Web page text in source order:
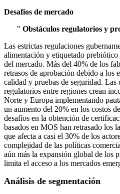
Desafíos de mercado
" Obstáculos regulatorios y
Las estrictas regulaciones
alimentación y etiquetado
del mercado. Más del 40% de los
retrasos de aprobación debido a los
calidad y pruebas de seguridad. Las
regulatorios entre regiones crean
Norte y Europa implementando
un aumento del 20% en los costos
desafíos en la obtención de
basados ​​en MOS han retrasado los
que afecta a casi el 30% de los
complejidad de las políticas
aún más la expansión global de los
limita el acceso a los mercados
Análisis de segmentación